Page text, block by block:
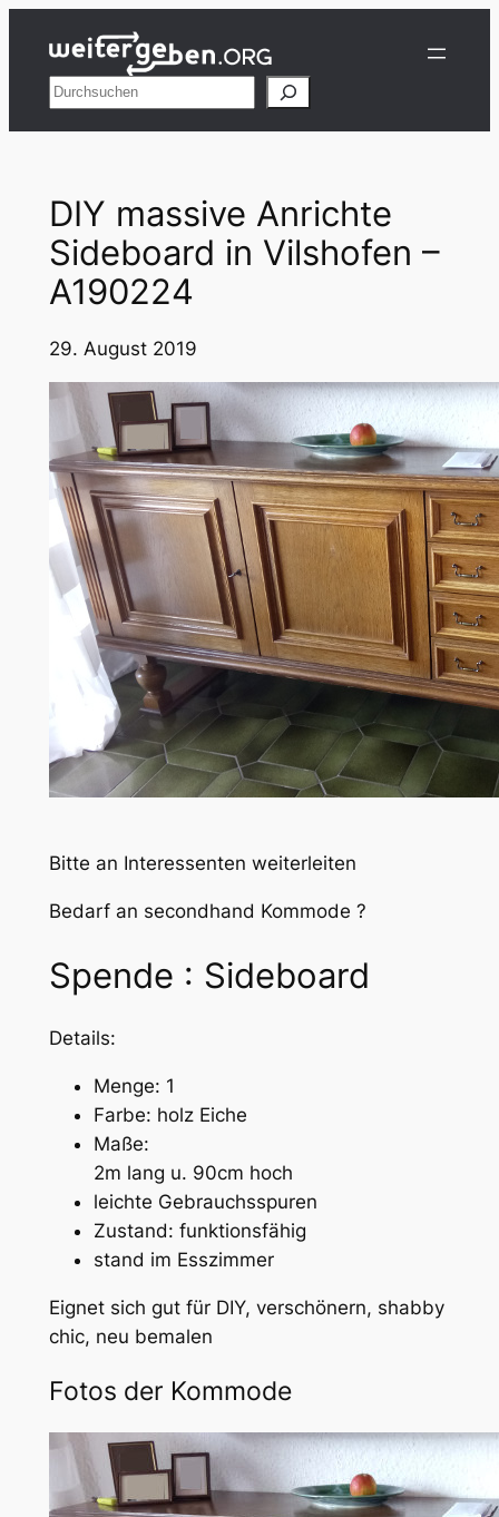
Inhalt
springenSuchen
DIY massive Anrichte
Sideboard in Vilshofen –
A190224
29. August 2019
Bitte an Interessenten weiterleiten
Bedarf an secondhand Kommode ?
Spende : Sideboard
Details:
Menge: 1
Farbe: holz Eiche
Maße:
2m lang u. 90cm hoch
leichte Gebrauchsspuren
Zustand: funktionsfähig
stand im Esszimmer
Eignet sich gut für DIY, verschönern, shabby
chic, neu bemalen
Fotos der Kommode